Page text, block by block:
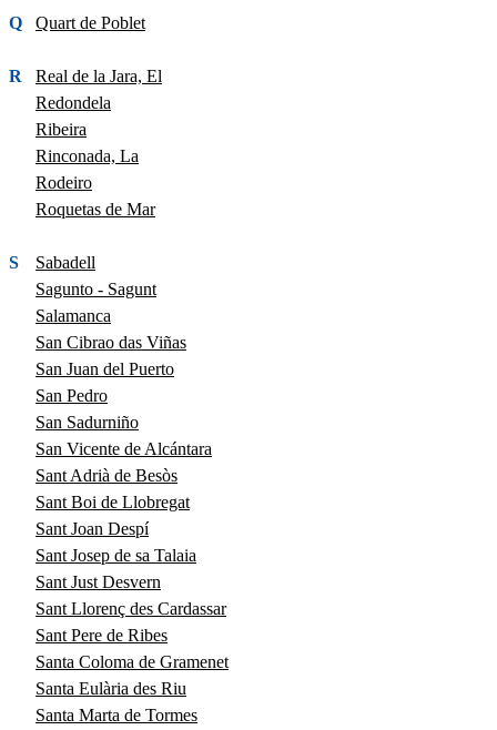
Q Quart de Poblet
R
Real de la Jara, El
Redondela
Ribeira
Rinconada, La
Rodeiro
Roquetas de Mar
S
Sabadell
Sagunto - Sagunt
Salamanca
San Cibrao das Viñas
San Juan del Puerto
San Pedro
San Sadurniño
San Vicente de Alcántara
Sant Adrià de Besòs
Sant Boi de Llobregat
Sant Joan Despí
Sant Josep de sa Talaia
Sant Just Desvern
Sant Llorenç des Cardassar
Sant Pere de Ribes
Santa Coloma de Gramenet
Santa Eulària des Riu
Santa Marta de Tormes